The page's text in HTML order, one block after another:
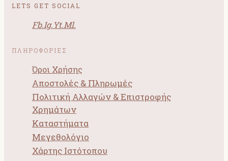
LETS GET SOCIAL
Fb.Ig.Yt.Ml.
ΠΛΗΡΟΦΟΡΙΕΣ
Όροι Χρήσης
Αποστολές & Πληρωμές
Πολιτική Αλλαγών & Επιστροφής
Χρημάτων
Καταστήματα
Μεγεθολόγιο
Χάρτης Ιστότοπου